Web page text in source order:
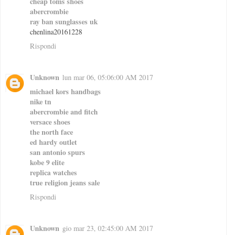
abercrombie
ray ban sunglasses uk
chenlina20161228
Rispondi
Unknown lun mar 06, 05:06:00 AM 2017
michael kors handbags
nike tn
abercrombie and fitch
versace shoes
the north face
ed hardy outlet
san antonio spurs
kobe 9 elite
replica watches
true religion jeans sale
Rispondi
Unknown gio mar 23, 02:45:00 AM 2017